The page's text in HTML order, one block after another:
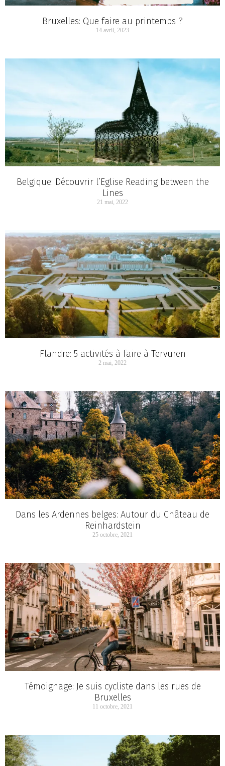
Bruxelles: Que faire au printemps ?
14 avril, 2023
Belgique: Découvrir l’Eglise Reading between the
Lines
21 mai, 2022
Flandre: 5 activités à faire à Tervuren
2 mai, 2022
Dans les Ardennes belges: Autour du Château de
Reinhardstein
25 octobre, 2021
Témoignage: Je suis cycliste dans les rues de
Bruxelles
11 octobre, 2021